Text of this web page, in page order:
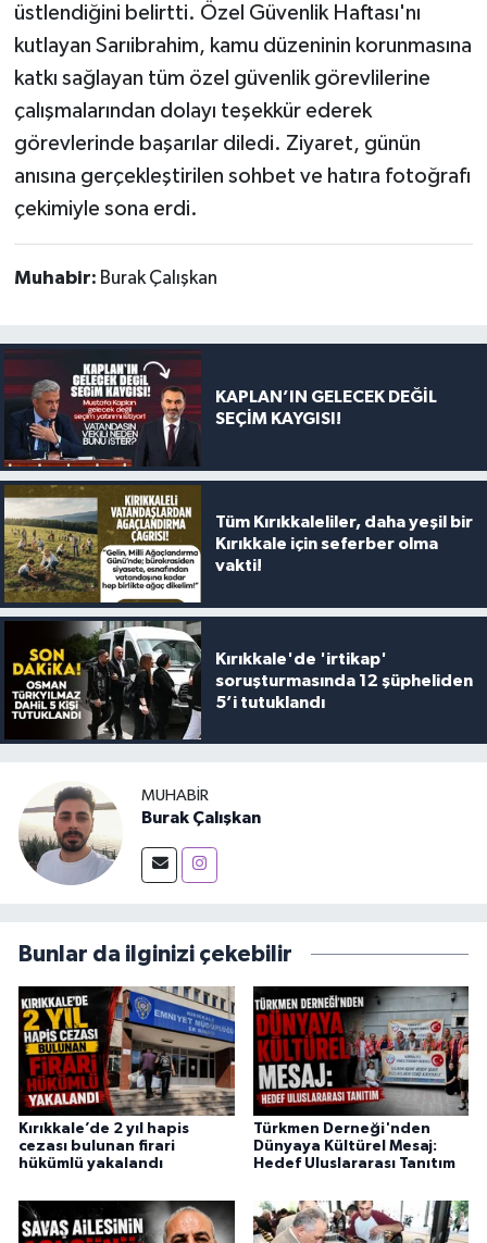
üstlendiğini belirtti. Özel Güvenlik Haftası'nı
kutlayan Sarıibrahim, kamu düzeninin korunmasına
katkı sağlayan tüm özel güvenlik görevlilerine
çalışmalarından dolayı teşekkür ederek
görevlerinde başarılar diledi. Ziyaret, günün
anısına gerçekleştirilen sohbet ve hatıra fotoğrafı
çekimiyle sona erdi.
Muhabir: Burak Çalışkan
KAPLAN’IN GELECEK DEĞİL
SEÇİM KAYGISI!
Tüm Kırıkkaleliler, daha yeşil bir
Kırıkkale için seferber olma
vakti!
Kırıkkale'de 'irtikap'
soruşturmasında 12 şüpheliden
5’i tutuklandı
MUHABIR
Burak Çalışkan
Bunlar da ilginizi çekebilir
Kırıkkale’de 2 yıl hapis
cezası bulunan firari
hükümlü yakalandı
Türkmen Derneği'nden
Dünyaya Kültürel Mesaj:
Hedef Uluslararası Tanıtım